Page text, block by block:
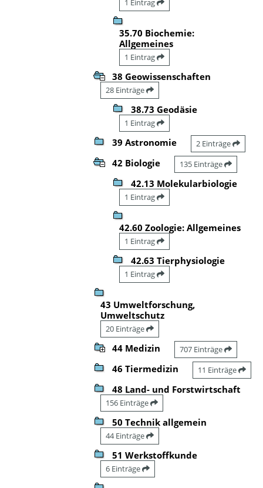
1 Eintrag
35.70 Biochemie:
Allgemeines
1 Eintrag
38 Geowissenschaften
28 Einträge
38.73 Geodäsie
1 Eintrag
39 Astronomie 2 Einträge
42 Biologie 135 Einträge
42.13 Molekularbiologie
1 Eintrag
42.60 Zoologie: Allgemeines
1 Eintrag
42.63 Tierphysiologie
1 Eintrag
43 Umweltforschung,
Umweltschutz
20 Einträge
44 Medizin 707 Einträge
46 Tiermedizin 11 Einträge
48 Land- und Forstwirtschaft
156 Einträge
50 Technik allgemein
44 Einträge
51 Werkstoffkunde
6 Einträge